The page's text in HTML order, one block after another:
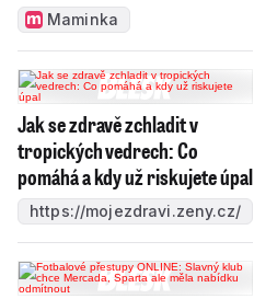
Maminka
Jak se zdravě zchladit v
tropických vedrech: Co
pomáhá a kdy už riskujete úpal
https://mojezdravi.zeny.cz/